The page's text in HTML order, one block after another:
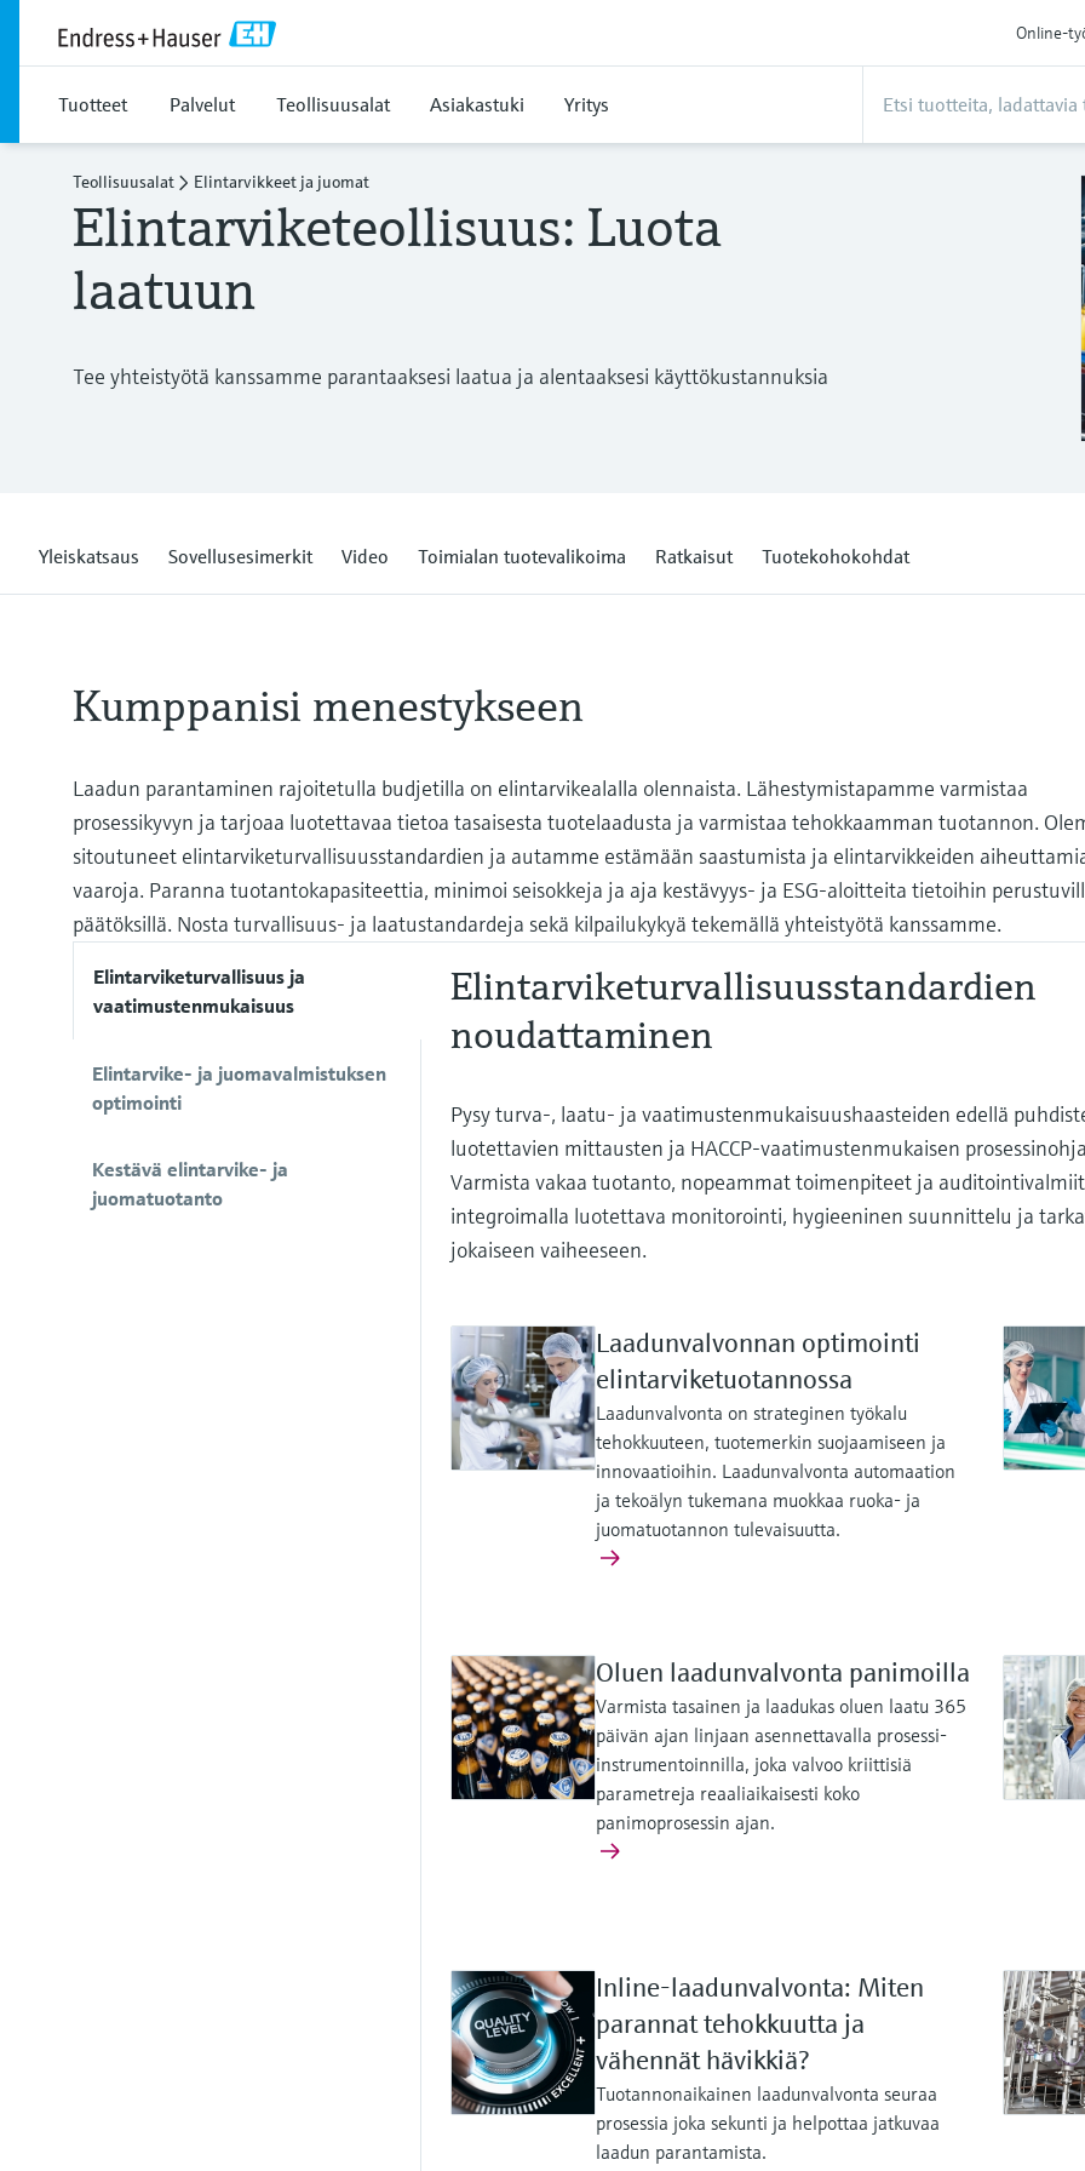
Online-
Tuotteet Palvelut Teollisuusalat Asiakastuki Yritys
Teollisuusalat Elintarvikkeet ja juomat
Elintarviketeollisuus: Luota
laatuun
Tee yhteistyötä kanssamme parantaaksesi laatua ja alentaaksesi käyttökustannuksia
Yleiskatsaus Sovellusesimerkit Video Toimialan tuotevalikoima Ratkaisut Tuotekohokohdat
Kumppanisi menestykseen
Laadun parantaminen rajoitetulla budjetilla on elintarvikealalla olennaista. Lähestymistapamme varmistaa
prosessikyvyn ja tarjoaa luotettavaa tietoa tasaisesta tuotelaadusta ja varmistaa tehokkaamman tuotannon.
sitoutuneet elintarviketurvallisuusstandardien ja autamme estämään saastumista ja elintarvikkeiden
vaaroja. Paranna tuotantokapasiteettia, minimoi seisokkeja ja aja kestävyys- ja ESG-aloitteita tietoihin
päätöksillä. Nosta turvallisuus- ja laatustandardeja sekä kilpailukykyä tekemällä yhteistyötä kanssamme.
Elintarviketurvallisuus ja
vaatimustenmukaisuus
Elintarvike- ja juomavalmistuksen
optimointi
Kestävä elintarvike- ja
juomatuotanto
Elintarviketurvallisuusstandardien
noudattaminen
Pysy turva-, laatu- ja vaatimustenmukaisuushaasteiden edellä
luotettavien mittausten ja HACCP-vaatimustenmukaisen
Varmista vakaa tuotanto, nopeammat toimenpiteet ja
integroimalla luotettava monitorointi, hygieeninen suunnittelu ja
jokaiseen vaiheeseen.
Laadunvalvonnan optimointi
elintarviketuotannossa
Laadunvalvonta on strateginen työkalu
tehokkuuteen, tuotemerkin suojaamiseen ja
innovaatioihin. Laadunvalvonta automaation
ja tekoälyn tukemana muokkaa ruoka- ja
juomatuotannon tulevaisuutta.
Oluen laadunvalvonta panimoilla
Varmista tasainen ja laadukas oluen laatu 365
päivän ajan linjaan asennettavalla prosessi-
instrumentoinnilla, joka valvoo kriittisiä
parametreja reaaliaikaisesti koko
panimoprosessin ajan.
Inline-laadunvalvonta: Miten
parannat tehokkuutta ja
vähennät hävikkiä?
Tuotannonaikainen laadunvalvonta seuraa
prosessia joka sekunti ja helpottaa jatkuvaa
laadun parantamista.